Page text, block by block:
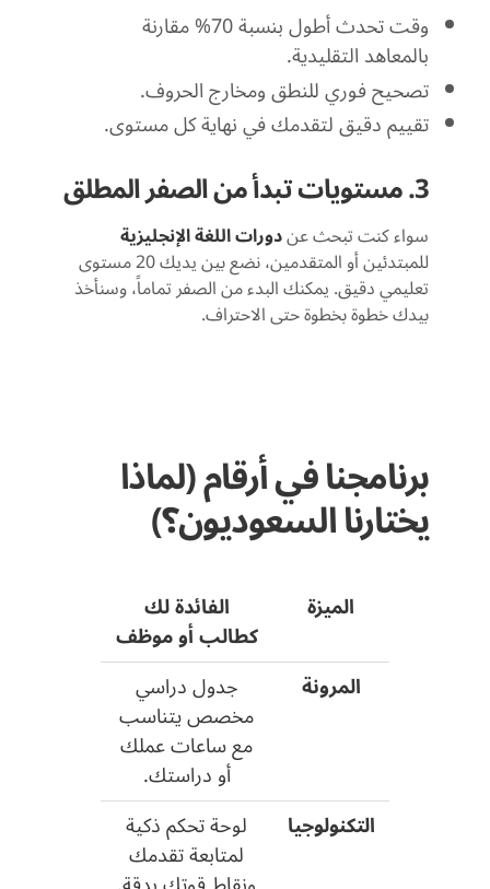
وقت تحدث أطول بنسبة 70% مقارنة
بالمعاهد التقليدية.
تصحيح فوري للنطق ومخارج الحروف.
تقييم دقيق لتقدمك في نهاية كل مستوى.
سواء كنت تبحث عندورات اللغة الإنجليزية
للمبتدئين أو المتقدمين، نضع بين يديك 20 مستوى
تعليمي دقيق. يمكنك البدء من الصفر تماماً، وسنأخذ
بيدك خطوة بخطوة حتى الاحتراف.
برنامجنا في أرقام (لماذا
يختارنا السعوديون؟)
الميزة الفائدة لك
كطالب أو موظف
المرونة
جدول دراسي
مخصص يتناسب
مع ساعات عملك
أو دراستك.
التكنولوجيا
لوحة تحكم ذكية
لمتابعة تقدمك